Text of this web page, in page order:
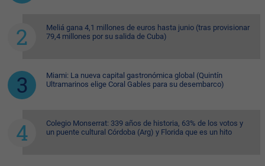
Meliá gana 4,1 millones de euros hasta junio (tras provisionar
79,4 millones por su salida de Cuba)
Miami: La nueva capital gastronómica global (Quintín
Ultramarinos elige Coral Gables para su desembarco)
Colegio Monserrat: 339 años de historia, 63% de los votos y
un puente cultural Córdoba (Arg) y Florida que es un hito